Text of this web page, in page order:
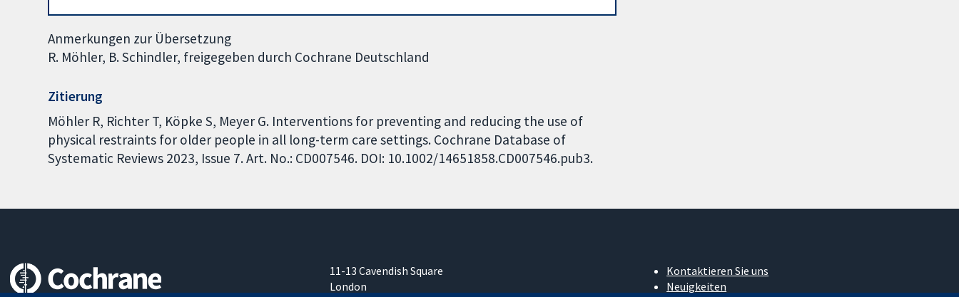
Anmerkungen zur Übersetzung
R. Möhler, B. Schindler, freigegeben durch Cochrane Deutschland
Zitierung
Möhler R, Richter T, Köpke S, Meyer G. Interventions for preventing and reducing the use of
physical restraints for older people in all long-term care settings. Cochrane Database of
Systematic Reviews 2023, Issue 7. Art. No.: CD007546. DOI: 10.1002/14651858.CD007546.pub3.
11-13 Cavendish Square
London
Kontaktieren Sie uns
Neuigkeiten